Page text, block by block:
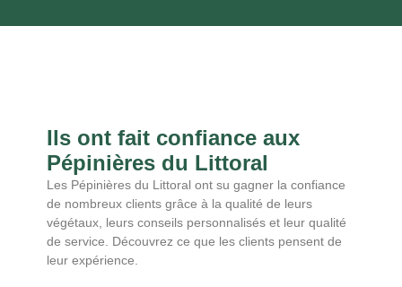
Ils ont fait confiance aux
Pépinières du Littoral
Les Pépinières du Littoral ont su gagner la confiance
de nombreux clients grâce à la qualité de leurs
végétaux, leurs conseils personnalisés et leur qualité
de service. Découvrez ce que les clients pensent de
leur expérience.